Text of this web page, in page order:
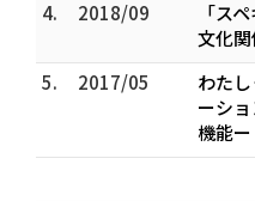
4.
2018/09
「ス
文化関
5.
2017/05
わた
ーシ
機能ー